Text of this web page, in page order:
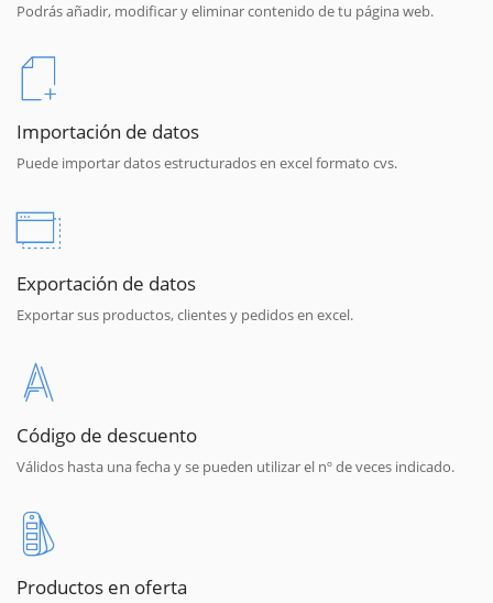
Podrás añadir, modificar y eliminar contenido de tu página web.
Importación de datos
Puede importar datos estructurados en excel formato cvs.
Exportación de datos
Exportar sus productos, clientes y pedidos en excel.
Código de descuento
Válidos hasta una fecha y se pueden utilizar el nº de veces indicado.
Productos en oferta